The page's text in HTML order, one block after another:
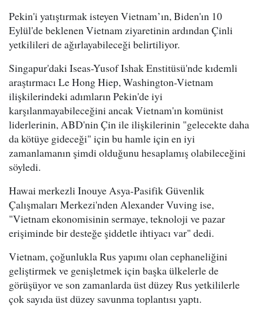
Pekin'i yatıştırmak isteyen Vietnam’ın, Biden'ın 10
Eylül'de beklenen Vietnam ziyaretinin ardından Çinli
yetkilileri de ağırlayabileceği belirtiliyor.
Singapur'daki Iseas-Yusof Ishak Enstitüsü'nde kıdemli
araştırmacı Le Hong Hiep, Washington-Vietnam
ilişkilerindeki adımların Pekin'de iyi
karşılanmayabileceğini ancak Vietnam'ın komünist
liderlerinin, ABD'nin Çin ile ilişkilerinin "gelecekte daha
da kötüye gideceği" için bu hamle için en iyi
zamanlamanın şimdi olduğunu hesaplamış olabileceğini
söyledi.
Hawai merkezli Inouye Asya-Pasifik Güvenlik
Çalışmaları Merkezi'nden Alexander Vuving ise,
"Vietnam ekonomisinin sermaye, teknoloji ve pazar
erişiminde bir desteğe şiddetle ihtiyacı var" dedi.
Vietnam, çoğunlukla Rus yapımı olan cephaneliğini
geliştirmek ve genişletmek için başka ülkelerle de
görüşüyor ve son zamanlarda üst düzey Rus yetkililerle
çok sayıda üst düzey savunma toplantısı yaptı.